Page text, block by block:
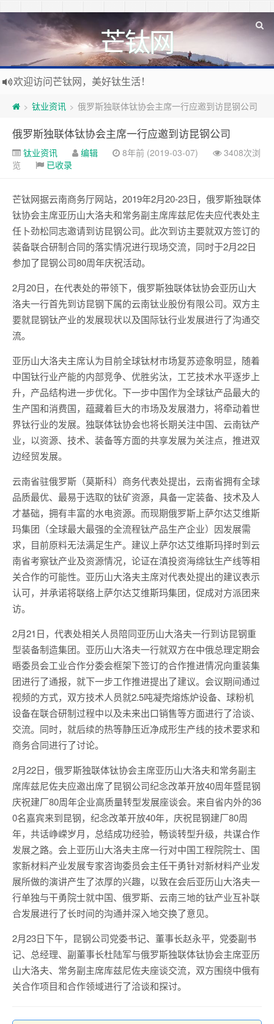
芒钛网
欢迎访问芒钛网，美好钛生活！
> 钛业资讯 > 俄罗斯独联体钛协会主席一行应邀到访昆钢公司
俄罗斯独联体钛协会主席一行应邀到访昆钢公司
钛业资讯 编辑 8年前 (2019-03-07)
3408次浏
览
已收录
芒钛网据云南商务厅网站，2019年2月20-23日，俄罗斯独联体
钛协会主席亚历山大洛夫和常务副主席库兹尼佐夫应代表处主
任卜劲松同志邀请到访昆钢公司。此次到访主要就双方签订的
装备联合研制合同的落实情况进行现场交流，同时于2月22日
参加了昆钢公司80周年庆祝活动。
2月20日，在代表处的带领下，俄罗斯独联体钛协会亚历山大
洛夫一行首先到访昆钢下属的云南钛业股份有限公司。双方主
要就昆钢钛产业的发展现状以及国际钛行业发展进行了沟通交
流。
亚历山大洛夫主席认为目前全球钛材市场复苏迹象明显，随着
中国钛行业产能的内部竞争、优胜劣汰，工艺技术水平逐步上
升，产品结构进一步优化。下一步中国作为全球钛产品最大的
生产国和消费国，蕴藏着巨大的市场及发展潜力，将牵动着世
界钛行业的发展。独联体钛协会也将长期关注中国、云南钛产
业，以资源、技术、装备等方面的共享发展为关注点，推进双
边经贸发展。
云南省驻俄罗斯（莫斯科）商务代表处提出，云南省拥有全球
品质最优、最易于选取的钛矿资源，具备一定装备、技术及人
才基础，拥有丰富的水电资源。而现期俄罗斯上萨尔达艾维斯
玛集团（全球最大最强的全流程钛产品生产企业）因发展需
求，目前原料无法满足生产。建议上萨尔达艾维斯玛择时到云
南省考察钛产业及资源情况，论证在滇投资海绵钛生产线等相
关合作的可能性。亚历山大洛夫主席对代表处提出的建议表示
认可，并承诺将联络上萨尔达艾维斯玛集团，促成对方派团来
访。
2月21日，代表处相关人员陪同亚历山大洛夫一行到访昆钢重
型装备制造集团。亚历山大洛夫一行就双方在中俄总理定期会
晤委员会工业合作分委会框架下签订的合作推进情况向重装集
团进行了通报，就下一步工作推进提出了建议。会议期间通过
视频的方式，双方技术人员就2.5吨凝壳熔炼炉设备、球粉机
设备在联合研制过程中以及未来出口销售等方面进行了洽谈、
交流。同时，就后续的热等静压近净成形生产线的技术要求和
商务合同进行了讨论。
2月22日，俄罗斯独联体钛协会主席亚历山大洛夫和常务副主
席库兹尼佐夫应邀出席了昆钢公司纪念改革开放40周年暨昆钢
庆祝建厂80周年企业高质量转型发展座谈会。来自省内外的36
0名嘉宾来到昆钢，纪念改革开放40年，庆祝昆钢建厂80周
年，共话峥嵘岁月，总结成功经验，畅谈转型升级，共谋合作
发展之路。会上亚历山大洛夫主席一行对中国工程院院士、国
家新材料产业发展专家咨询委员会主任干勇针对新材料产业发
展所做的演讲产生了浓厚的兴趣，以致在会后亚历山大洛夫一
行单独与干勇院士就中国、俄罗斯、云南三地的钛产业互补联
合发展进行了长时间的沟通并深入地交换了意见。
2月23日下午，昆钢公司党委书记、董事长赵永平，党委副书
记、总经理、副董事长杜陆军与俄罗斯独联体钛协会主席亚历
山大洛夫、常务副主席库兹尼佐夫座谈交流，双方围绕中俄有
关合作项目和合作领域进行了洽谈和探讨。